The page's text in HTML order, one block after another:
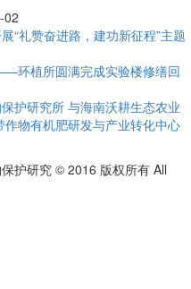
02
“礼赞奋进路，建功新征程”主题
环植所圆满完成实验楼修缮回
护研究所 与海南沃耕生态农业
物有机肥研发与产业转化中心
护研究 © 2016 版权所有 All